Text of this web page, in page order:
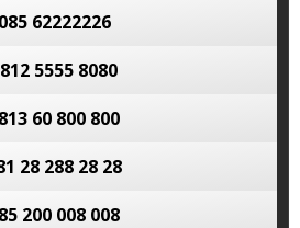
085 62222226
5555 8080
60 800 800
28 288 28 28
200 008 008